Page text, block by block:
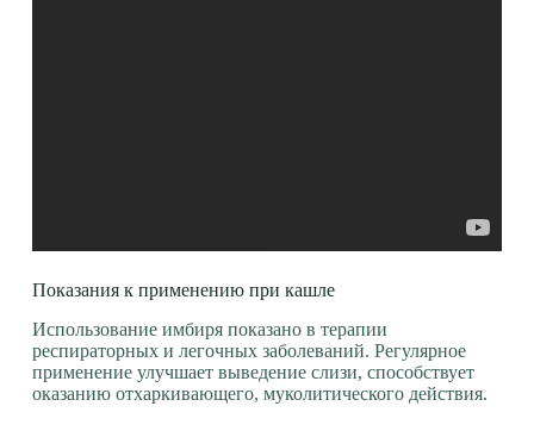
Показания к применению при кашле
Использование имбиря показано в терапии
респираторных и легочных заболеваний. Регулярное
применение улучшает выведение слизи, способствует
оказанию отхаркивающего, муколитического действия.